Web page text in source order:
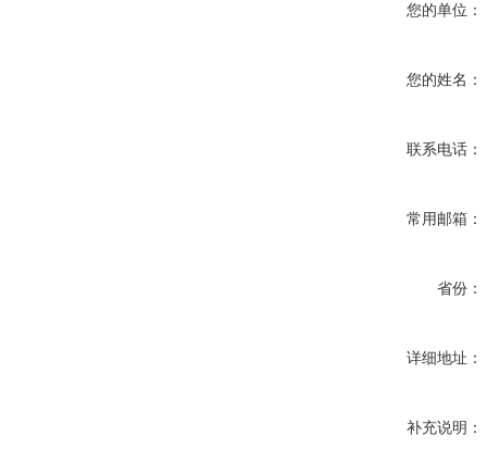
您的单位：
您的姓名：
联系电话：
常用邮箱：
省份：
详细地址：
补充说明：